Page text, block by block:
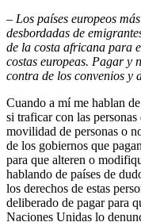
– Los países europeos
desbordadas de
de la costa africana para
costas europeas. Pagar y
contra de los convenios y
Cuando a mí me hablan
si traficar con las
movilidad de personas o
de los gobiernos que
para que alteren o
hablando de países de
los derechos de estas
deliberado de pagar para
Naciones Unidas lo